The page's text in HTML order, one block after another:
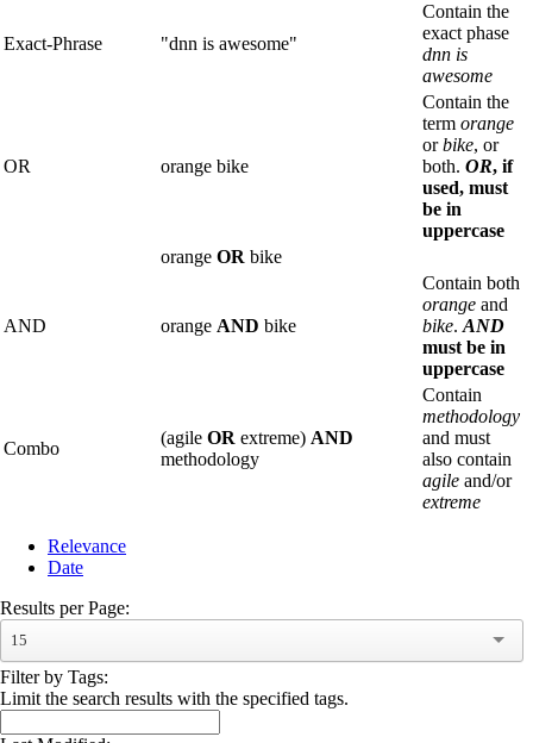
Exact-Phrase "dnn is awesome"
Contain the
exact phase
dnn is
awesome
OR orange bike
Contain the
term orange
orbike, or
both. OR, if
used, must
be in
uppercase
orange OR bike
AND orange AND bike
Contain both
orange and
bike. AND
must be in
uppercase
Combo
(agile OR extreme) AND
methodology
Contain
methodology
and must
also contain
agile and/or
extreme
Relevance
Date
Results per Page:
15
Filter by Tags:
Limit the search results with the specified tags.